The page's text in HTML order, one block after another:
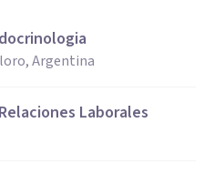
Argentina
Laborales